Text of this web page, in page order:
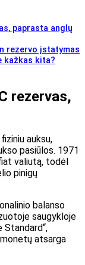
paprasta anglų
rezervo įstatymas
kažkas kita?
rezervas,
auksu,
pasiūlos. 1971
valiutą, todėl
pinigų
balanso
saugykloje
Standard“,
atsarga